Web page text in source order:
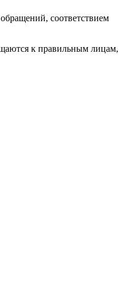
соответствием
к правильным лицам,